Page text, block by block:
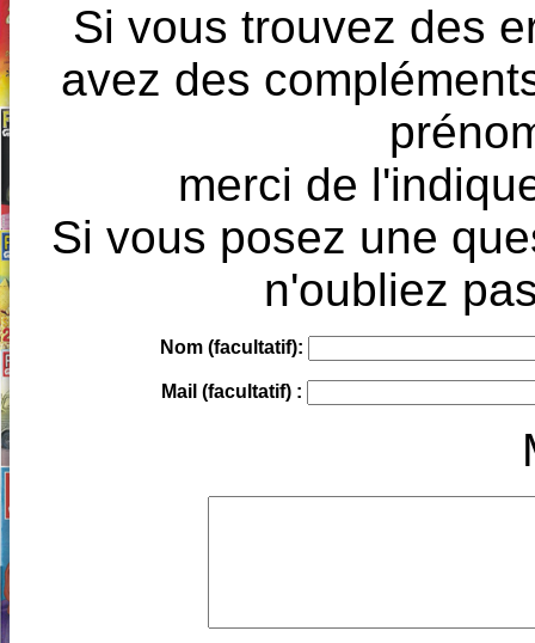
Si vous trouvez des
avez des
merci de
Si vous posez une
n'oubliez
Nom (facultatif):
Mail (facultatif) :